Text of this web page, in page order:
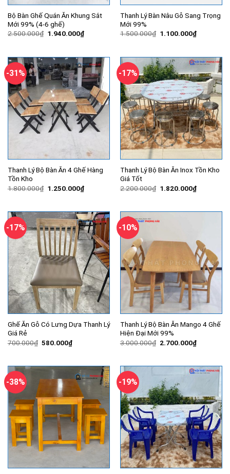
Bộ Bàn Ghế Quán Ăn Khung Sắt
Mới 99% (4-6 ghế)
2.500.000₫ Giá
1.940.000₫Giá
hiện
1.940.000₫.
Thanh Lý Bàn Nâu Gỗ Sang Trọng
Mới 99%
1.500.000₫ Giá
1.100.000₫Giá
hiện
-31%
Thanh Lý Bộ Bàn Ăn 4 Ghế Hàng
Tồn Kho
1.800.000₫ Giá
1.250.000₫Giá
hiện
1.250.000₫.
-17%
Thanh Lý Bộ Bàn Ăn Inox Tồn Kho
Giá Tốt
2.200.000₫ Giá
1.820.000₫Giá
hiện
-17%
Ghế Ăn Gỗ Có Lưng Dựa Thanh Lý
Giá Rẻ
700.000₫ Giá
580.000₫Giá
hiện
580.000₫.
-10%
Thanh Lý Bộ Bàn Ăn Mango 4 Ghế
Hiện Đại Mới 99%
3.000.000₫ Giá
2.700.000₫Giá
hiện
-38% -19%